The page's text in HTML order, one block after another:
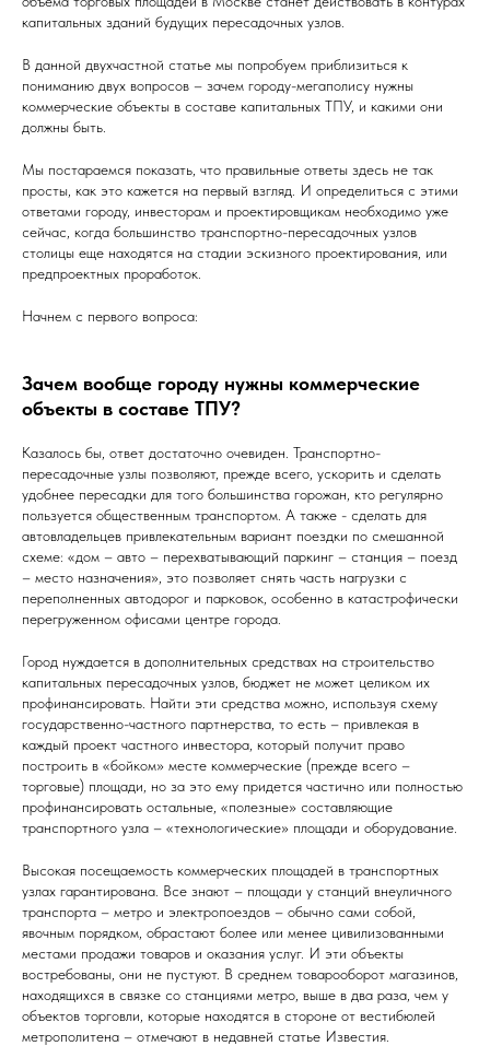
капитальных зданий будущих пересадочных узлов.
В данной двухчастной статье мы попробуем приблизиться к
пониманию двух вопросов – зачем городу-мегаполису нужны
коммерческие объекты в составе капитальных ТПУ, и какими они
должны быть.
Мы постараемся показать, что правильные ответы здесь не так
просты, как это кажется на первый взгляд. И определиться с этими
ответами городу, инвесторам и проектировщикам необходимо уже
сейчас, когда большинство транспортно-пересадочных узлов
столицы еще находятся на стадии эскизного проектирования, или
предпроектных проработок.
Начнем с первого вопроса:
Зачем вообще городу нужны коммерческие
объекты в составе ТПУ?
Казалось бы, ответ достаточно очевиден. Транспортно-
пересадочные узлы позволяют, прежде всего, ускорить и сделать
удобнее пересадки для того большинства горожан, кто регулярно
пользуется общественным транспортом. А также - сделать для
автовладельцев привлекательным вариант поездки по смешанной
схеме: «дом – авто – перехватывающий паркинг – станция – поезд
– место назначения», это позволяет снять часть нагрузки с
переполненных автодорог и парковок, особенно в катастрофически
перегруженном офисами центре города.
Город нуждается в дополнительных средствах на строительство
капитальных пересадочных узлов, бюджет не может целиком их
профинансировать. Найти эти средства можно, используя схему
государственно-частного партнерства, то есть – привлекая в
каждый проект частного инвестора, который получит право
построить в «бойком» месте коммерческие (прежде всего –
торговые) площади, но за это ему придется частично или полностью
профинансировать остальные, «полезные» составляющие
транспортного узла – «технологические» площади и оборудование.
Высокая посещаемость коммерческих площадей в транспортных
узлах гарантирована. Все знают – площади у станций внеуличного
транспорта – метро и электропоездов – обычно сами собой,
явочным порядком, обрастают более или менее цивилизованными
местами продажи товаров и оказания услуг. И эти объекты
востребованы, они не пустуют. В среднем товарооборот магазинов,
находящихся в связке со станциями метро, выше в два раза, чем у
объектов торговли, которые находятся в стороне от вестибюлей
метрополитена – отмечают в недавней статье Известия.